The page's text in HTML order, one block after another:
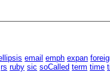
email emph expan
rs ruby sic soCalled term time